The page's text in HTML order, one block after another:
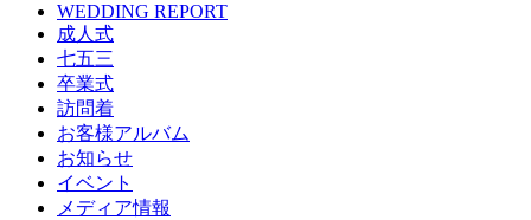
WEDDING REPORT
成人式
七五三
卒業式
訪問着
お客様アルバム
お知らせ
イベント
メディア情報